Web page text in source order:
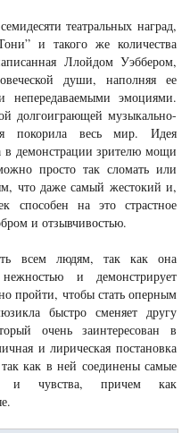
театральных наград,
и такого же количества
Ллойдом Уэббером,
души, наполняя ее
непередаваемыми эмоциями.
долгоиграющей музыкально-
покорила весь мир. Идея
в демонстрации зрителю мощи
просто так сломать или
что даже самый жестокий и,
способен на это страстное
и отзывчивостью.
всем людям, так как она
и демонстрирует
пройти, чтобы стать оперным
быстро сменяет другу
очень заинтересован в
и лирическая постановка
как в ней соединены самые
и чувства, причем как